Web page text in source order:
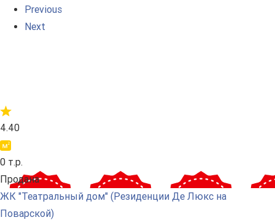
Previous
Next
4.40
0 т.р.
Продана
ЖК "Театральный дом" (Резиденции Де Люкс на
Поварской)